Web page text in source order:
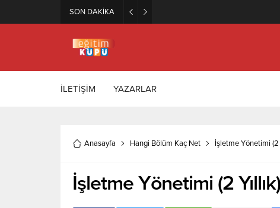
SON DAKİKA
İLETİŞİM YAZARLAR
Anasayfa Hangi Bölüm Kaç Net İşletme Yönetimi (2
İşletme Yönetimi (2